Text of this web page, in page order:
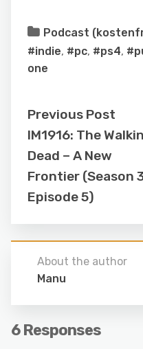
Podcast
#indie, #pc, #ps4,
one
Previous Post
IM1916: The
Dead – A New
Frontier (Season
Episode 5)
About the author
Manu
6 Responses